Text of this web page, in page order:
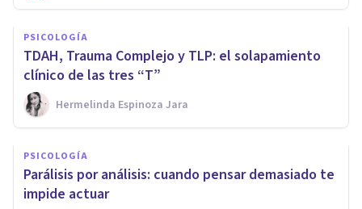
PSICOLOGÍA
TDAH, Trauma Complejo y TLP: el solapamiento
clínico de las tres “T”
Hermelinda Espinoza Jara
PSICOLOGÍA
Parálisis por análisis: cuando pensar demasiado te
impide actuar